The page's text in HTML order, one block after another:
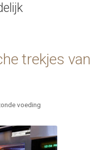
trekjes van
voeding